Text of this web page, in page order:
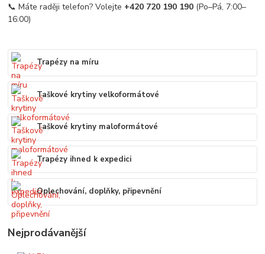
📞 Máte raději telefon? Volejte +420 720 190 190 (Po–Pá, 7:00–
16:00)
Trapézy na míru
Taškové krytiny velkoformátové
Taškové krytiny maloformátové
Trapézy ihned k expedici
Oplechování, doplňky, připevnění
Nejprodávanější